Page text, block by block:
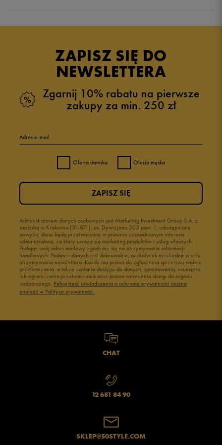
ZAPISZ SIĘ DO
NEWSLETTERA
Zgarnij 10% rabatu na pierwsze
zakupy za min. 250 zł
Adres e-mail
Oferta damska Oferta męska
Administratorem danych osobowych jest Marketing Investment Group S.A. z
siedzibą w Krakowie (31-871), os. Dywizjonu 303 paw. 1, udostępnione
powyżej dane będą przetwarzane w prawnie uzasadnionym interesie
administratora, za który uważa się marketing produktów i usług własnych.
Podając swój adres mailowy zgadzasz się na otrzymywanie informacji
handlowych. Podanie danych jest dobrowolne, aczkolwiek niezbędne w celu
otrzymywania newslettera. Każdy ma prawo do zgłoszenia sprzeciwu wobec
przetwarzania, a także żądania dostępu do danych, sprostowania, usunięcia
lub ograniczenia przetwarzania oraz prawo wniesienia skargi do organu
nadzorczego. Pełną treść oświadczenia o ochronie prywatności można
znaleźć w Polityce prywatności.
ZAPISZ SIĘ
CHAT
12 681 84 90
SKLEP@50STYLE.COM